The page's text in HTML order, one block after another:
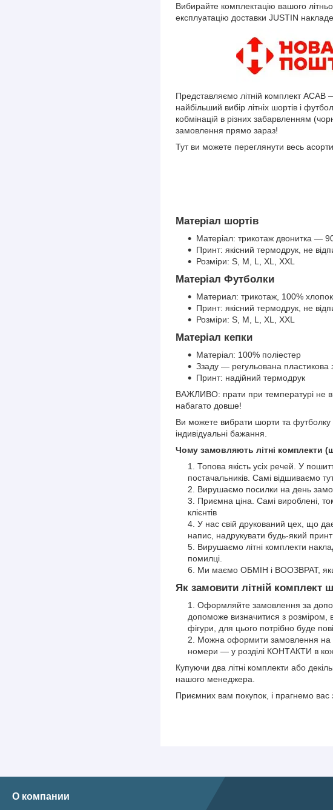
Вибирайте комплектацію вашого
експлуатацію доставки JUSTIN
Представляємо літній комплект ACAB
найбільший вибір літніх шортів і
кобмінацій в різних забарвленням
замовлення прямо зараз!
Тут ви можете переглянути весь
Матеріал шортів
Матеріал: трикотаж двонитка —
Принт: якісний термодрук, не
Розміри: S, M, L, XL, XXL
Матеріал Футболки
Материал: трикотаж, 100% хлопок
Принт: якісний термодрук, не
Розміри: S, M, L, XL, XXL
Матеріал кепки
Матеріал: 100% поліестер
Ззаду — регульована пластикова
Принт: надійний термодрук
ВАЖЛИВО: прати при температурі не
набагато довше!
Ви можете вибрати шорти та футболку
індивідуальні бажання.
Чому замовляють літні комплекти
Топова якість усіх речей. У
постачальників. Самі відшиваємо
Вирушаємо посилки на день
Приємна ціна. Самі вироблені,
клієнтів
У нас свій друкований цех, що
напис, надрукувати будь-який
Вирушаємо літні комплекти
помилці.
Ми маємо ОБМІН і ВООЗВРАТ,
Як замовити літній комплект
Оформляйте замовлення за
допоможе визначитися з розміром,
фігури, для цього потрібно буде
Можна оформити замовлення на
номери — у розділі КОНТАКТИ в
Купуючи два літні комплекти або
нашого менеджера.
Приємних вам покупок, і прагнемо вас
О компании